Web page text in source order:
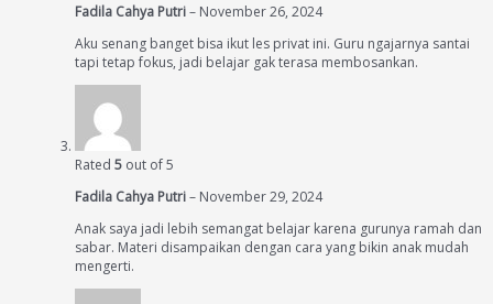
Fadila Cahya Putri– November 26, 2024
Aku senang banget bisa ikut les privat ini. Guru ngajarnya santai
tapi tetap fokus, jadi belajar gak terasa membosankan.
Rated 5 out of 5
Fadila Cahya Putri– November 29, 2024
Anak saya jadi lebih semangat belajar karena gurunya ramah dan
sabar. Materi disampaikan dengan cara yang bikin anak mudah
mengerti.